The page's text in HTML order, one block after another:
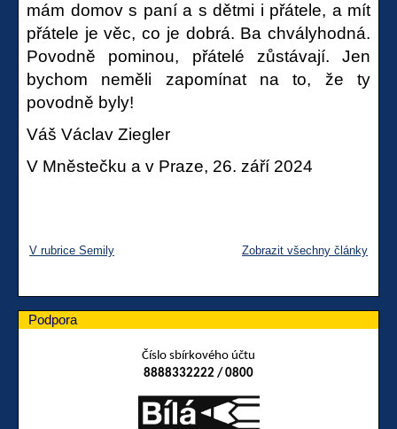
mám domov s paní a s dětmi i přátele, a mít
přátele je věc, co je dobrá. Ba chvályhodná.
Povodně pominou, přátelé zůstávají. Jen
bychom neměli zapomínat na to, že ty
povodně byly!
Váš Václav Ziegler
V Mněstečku a v Praze, 26. září 2024
V rubrice Semily Zobrazit všechny články
Podpora
Číslo sbírkového účtu
8888332222 / 0800